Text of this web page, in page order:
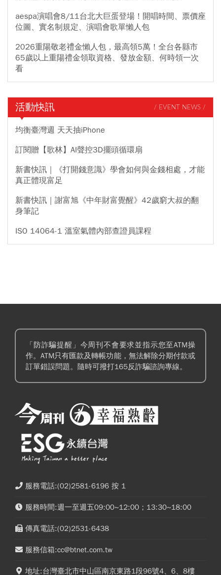
aespa演唱會8/11台北大巨蛋登場！開唱時間、票價座
位圖、實名制規定、演唱會歌單懶人包
2026重陽敬老禮金懶人包，最高領5萬！全台各縣市
65歲以上重陽禮金領取資格、發放金額、何時領一次
看
活動快訊 / EVENT NEWS /
均衡臺灣週 天天抽iPhone
訂閱贈【歌林】AI聲控3D擺頭循環扇
新書快訊｜《打開錢意識》學會如何與金錢相處，才能
真正體現富足
新書快訊｜謝富旭《中年財富覺醒》42歲窮大叔的翻
身筆記
ISO 14064-1 溫室氣體內部查證員課程
「防詐騙提醒」今周刊不會要求並指示您至ATM操
作。ATM只有匯款及轉帳功能，無法解除分期付款或
訂單錯誤問題。隨時可撥打165反詐騙諮詢專線。
服務電話:(02)2581-6196 按 1
服務時間:週一至週五09:00~12:00；13:30~18:00
傳真電話:(02)2531-6438
服務信箱:cc@btnet.com.tw
地址:台灣臺北市中山區南京東路1段96號4、6、8樓